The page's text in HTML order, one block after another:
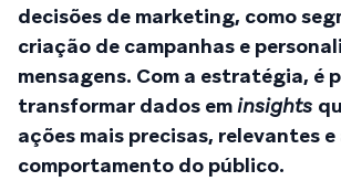
decisões de marketing, como
criação de campanhas e
mensagens. Com a estratégia, é
transformar dados eminsights
ações mais precisas, relevantes
comportamento do público.